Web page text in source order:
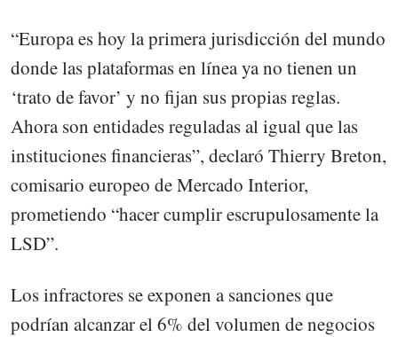
“Europa es hoy la primera jurisdicción del mundo
donde las plataformas en línea ya no tienen un
‘trato de favor’ y no fijan sus propias reglas.
Ahora son entidades reguladas al igual que las
instituciones financieras”, declaró Thierry Breton,
comisario europeo de Mercado Interior,
prometiendo “hacer cumplir escrupulosamente la
LSD”.
Los infractores se exponen a sanciones que
podrían alcanzar el 6% del volumen de negocios